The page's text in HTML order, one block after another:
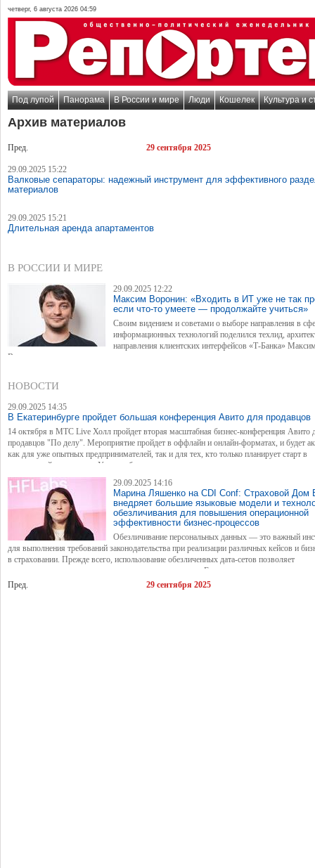
четверг, 6 августа 2026 04:59
Под лупой Панорама В России и мире Люди Кошелек Культура и
Архив материалов
Пред. 29 сентября 2025
29.09.2025 15:22
Валковые сепараторы: надежный инструмент для эффективного
материалов
29.09.2025 15:21
Длительная аренда апартаментов
В РОССИИ И МИРЕ
29.09.2025 12:22
Максим Воронин: «Входить в ИТ уже не так
если что-то умеете — продолжайте учиться»
Своим видением и советами о выборе направления в
информационных технологий поделился техлид,
направления клиентских интерфейсов «Т-Банка»
Воронин.
НОВОСТИ
29.09.2025 14:35
В Екатеринбурге пройдет большая конференция Авито для продавцов
14 октября в МТС Live Холл пройдет вторая масштабная бизнес-конференция Авито
продавцов "По делу". Мероприятие пройдет в оффлайн и онлайн-форматах, и будет
как для уже опытных предпринимателей, так и для тех, кто только планирует старт в
электронной коммерции. Участие бесплатное.
29.09.2025 14:16
Марина Ляшенко на CDI Conf: Страховой Дом
внедряет большие языковые модели и
обезличивания для повышения операционной
эффективности бизнес-процессов
Обезличивание персональных данных — это важный
для выполнения требований законодательства при реализации различных кейсов и
в страховании. Прежде всего, использование обезличенных дата-сетов позволяет
минимизировать риски при утечке клиентских данных. Еще одно важное направление
применения технологии — это подготовка дата-сетов при работе с большими
Пред. 29 сентября 2025